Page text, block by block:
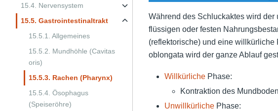
15.4. Nervensystem
15.5. Gastrointestinaltrakt
15.5.1. Allgemeines
15.5.2. Mundhöhle (Cavitas
oris)
15.5.3. Rachen (Pharynx)
15.5.4. Ösophagus
(Speiseröhre)
Während des Schluckaktes wird
flüssigen oder festen
(reflektorische) und eine
oblongata wird der ganze Ablauf
WillkürlichePhase:
Kontraktion des
UnwillkürlichePhase: